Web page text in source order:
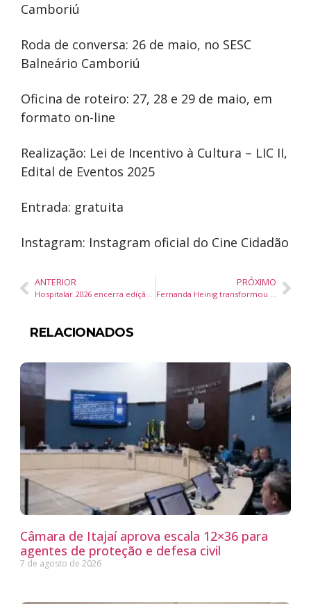
Camboriú
Roda de conversa: 26 de maio, no SESC
Balneário Camboriú
Oficina de roteiro: 27, 28 e 29 de maio, em
formato on-line
Realização: Lei de Incentivo à Cultura – LIC II,
Edital de Eventos 2025
Entrada: gratuita
Instagram: Instagram oficial do Cine Cidadão
ANTERIOR
Hospitalar 2026 encerra edição com recorde de visitantes e expectativa de novos negócios no setor de saúde
PRÓXIMO
Fernanda Heinig transformou sua paixão por Orlando em propósito, coragem e uma nova trajetória de vida
RELACIONADOS
Câmara de Itajaí aprova escala 12×36 para
agentes de proteção e defesa civil
7 de agosto de 2026